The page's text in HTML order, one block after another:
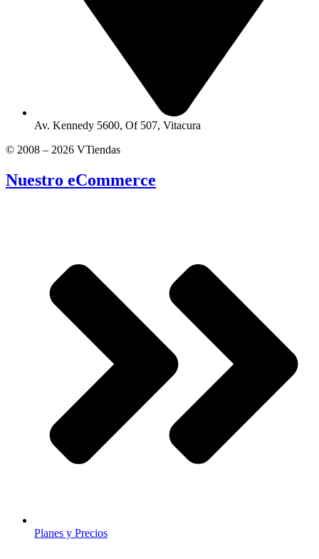
Av. Kennedy 5600, Of 507, Vitacura
© 2008 – 2026 VTiendas
Nuestro eCommerce
Planes y Precios